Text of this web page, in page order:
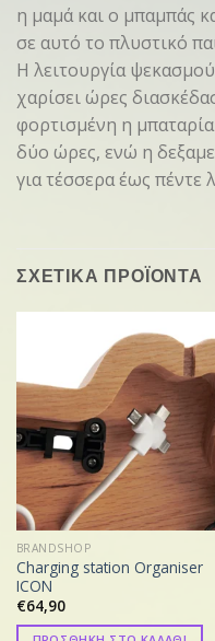
η μαμά και ο μπαμπάς
σε αυτό το πλυστικό
Η λειτουργία
χαρίσει ώρες
φορτισμένη η
δύο ώρες, ενώ η
για τέσσερα έως πέντε
ΣΧΕΤΙΚΑ ΠΡΟΪΟΝΤΑ
BRANDSHOP
Charging station Organiser
ICON
€64,90